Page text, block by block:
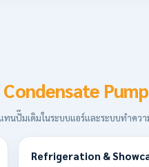
Pump
ทนปั๊มเดิมในระบบแอร์และระบบทำควา
Refrigeration &